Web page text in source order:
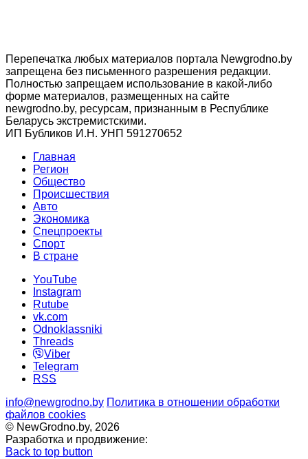
Перепечатка любых материалов портала Newgrodno.by
запрещена без письменного разрешения редакции.
Полностью запрещаем использование в какой-либо
форме материалов, размещенных на сайте
newgrodno.by, ресурсам, признанным в Республике
Беларусь экстремистскими.
ИП Бубликов И.Н. УНП 591270652
Главная
Регион
Общество
Происшествия
Авто
Экономика
Спецпроекты
Cпорт
В стране
YouTube
Instagram
Rutube
vk.com
Odnoklassniki
Threads
Viber
Telegram
RSS
info@newgrodno.by Политика в отношении обработки
файлов cookies
© NewGrodno.by, 2026
Разработка и продвижение:
Back to top button